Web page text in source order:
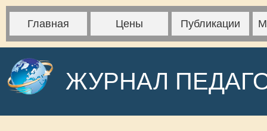
Главная Цены Публикации
ЖУРНАЛ